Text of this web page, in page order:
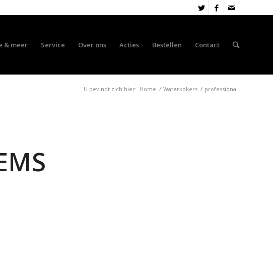
& meer Service Over ons Acties Bestellen Contact
U bevindt zich hier: Home / Waterkokers / professional